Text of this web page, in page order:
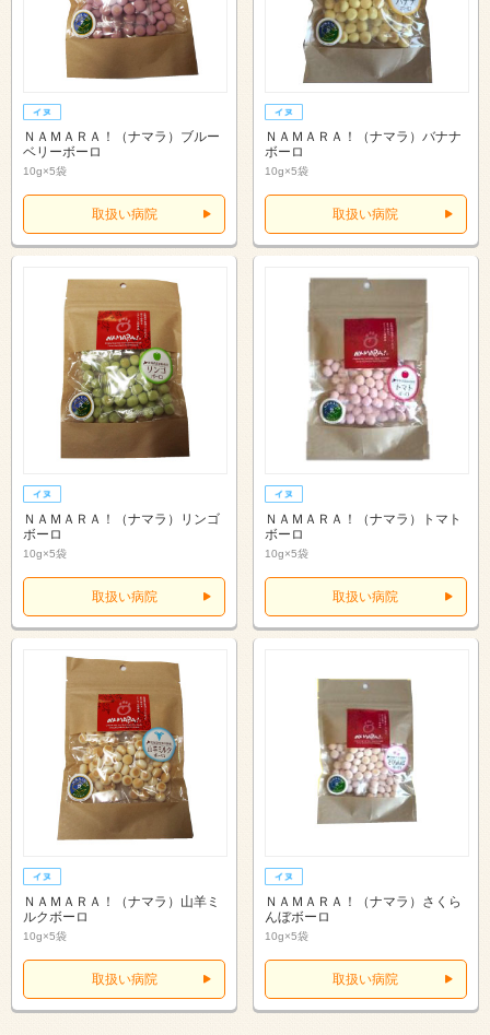
ＮＡＭＡＲＡ！（ナマラ）ブルー
ベリーボーロ
10g×5袋
取扱い病院
ＮＡＭＡＲＡ！（ナマラ）バナナ
ボーロ
10g×5袋
取扱い病院
ＮＡＭＡＲＡ！（ナマラ）リンゴ
ボーロ
10g×5袋
取扱い病院
ＮＡＭＡＲＡ！（ナマラ）トマト
ボーロ
10g×5袋
取扱い病院
ＮＡＭＡＲＡ！（ナマラ）山羊ミ
ルクボーロ
10g×5袋
取扱い病院
ＮＡＭＡＲＡ！（ナマラ）さくら
んぼボーロ
10g×5袋
取扱い病院